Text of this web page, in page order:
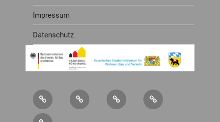
Impressum
Datenschutz
Über
uns
Service Newsletter Mitglied
werden
Kontakt